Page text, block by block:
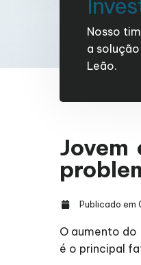
Nosso
a
Leão.
Jovem
Publicado em
O aumento do
é o principal